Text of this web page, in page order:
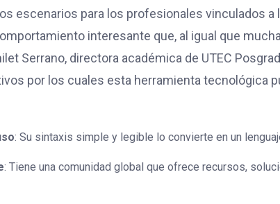
escenarios para los profesionales vinculados a
interesante que, al igual que
Serrano, directora académica de UTEC
por los cuales esta herramienta tecnológica
: Su sintaxis simple y legible lo convierte en un
: Tiene una comunidad global que ofrece recursos,